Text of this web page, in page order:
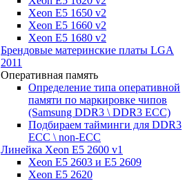
Xeon E5 1650 v2
Xeon E5 1660 v2
Xeon E5 1680 v2
Брендовые материнские платы LGA
2011
Оперативная память
Определение типа оперативной
памяти по маркировке чипов
(Samsung DDR3 \ DDR3 ECC)
Подбираем тайминги для DDR3
ECC \ non-ECC
Линейка Xeon E5 2600 v1
Xeon E5 2603 и E5 2609
Xeon E5 2620